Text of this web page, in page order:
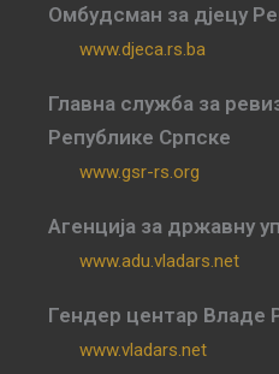
Омбудсман за дјецу
www.djeca.rs.ba
Главна служба за
Републике Српске
www.gsr-rs.org
Агенција за државну
www.adu.vladars.net
Гендер центар Владе
www.vladars.net